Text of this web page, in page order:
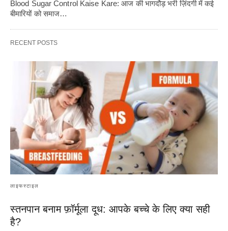
Blood Sugar Control Kaise Kare: आज की भागदौड़ भरी ज़िंदगी में कई
बीमारियों को समाज…
RECENT POSTS
लाइफस्टाइल
स्तनपान बनाम फ़ॉर्मूला दूध: आपके बच्चे के लिए क्या सही
है?